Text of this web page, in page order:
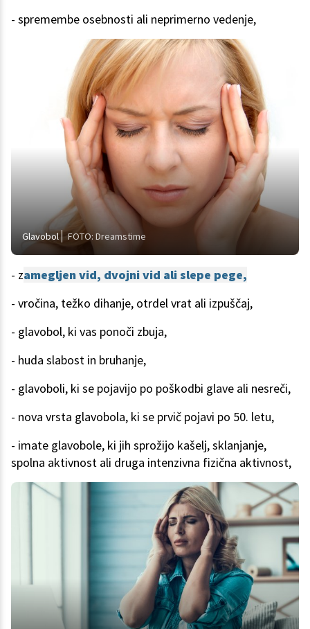
- spremembe osebnosti ali neprimerno vedenje,
Glavobol FOTO: Dreamstime
- zamegljen vid, dvojni vid ali slepe pege,
- vročina, težko dihanje, otrdel vrat ali izpuščaj,
- glavobol, ki vas ponoči zbuja,
- huda slabost in bruhanje,
- glavoboli, ki se pojavijo po poškodbi glave ali nesreči,
- nova vrsta glavobola, ki se prvič pojavi po 50. letu,
- imate glavobole, ki jih sprožijo kašelj, sklanjanje,
spolna aktivnost ali druga intenzivna fizična aktivnost,